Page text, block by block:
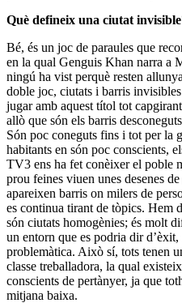
Què defineix una ciutat
Bé, és un joc de paraules que
en la qual Genguis Khan narra a
ningú ha vist perquè resten
doble joc, ciutats i barris
jugar amb aquest títol tot
allò que són els barris
Són poc coneguts fins i tot per la
habitants en són poc conscients,
TV3 ens ha fet conèixer el poble
prou feines viuen unes desenes
apareixen barris on milers de
es continua tirant de tòpics. Hem
són ciutats homogènies; és molt
un entorn que es podria dir
problemàtica. Això sí, tots tenen
classe treballadora, la qual
conscients de pertànyer, ja que
mitjana baixa.